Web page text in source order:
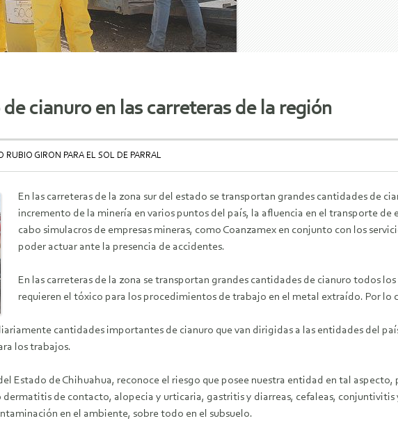
cianuro en las carreteras de la región
RUBIO GIRON PARA EL SOL DE PARRAL
En las carreteras de la zona sur del estado se transportan grandes cantidades de
incremento de la minería en varios puntos del país, la afluencia en el transporte
cabo simulacros de empresas mineras, como Coanzamex en conjunto con los
poder actuar ante la presencia de accidentes.
En las carreteras de la zona se transportan grandes cantidades de cianuro todos
requieren el tóxico para los procedimientos de trabajo en el metal extraído. Por lo
cantidades importantes de cianuro que van dirigidas a las entidades del
los trabajos.
Estado de Chihuahua, reconoce el riesgo que posee nuestra entidad en tal
dermatitis de contacto, alopecia y urticaria, gastritis y diarreas, cefaleas,
en el ambiente, sobre todo en el subsuelo.